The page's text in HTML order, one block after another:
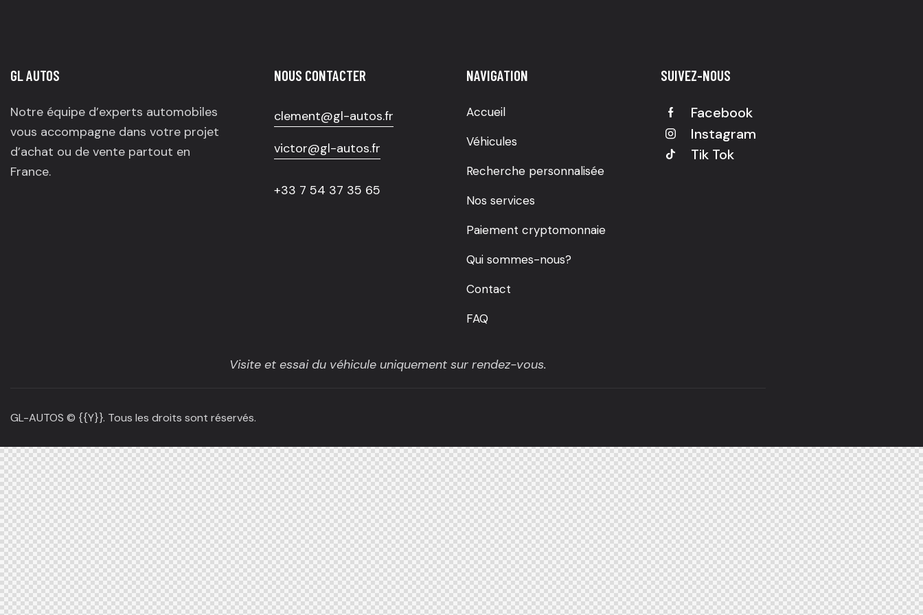
GL AUTOS
Notre équipe d’experts automobiles
vous accompagne dans votre projet
d’achat ou de vente partout en
France.
NOUS CONTACTER
clement@gl-autos.fr
victor@gl-autos.fr
+33 7 54 37 35 65
NAVIGATION
Accueil
Véhicules
Recherche personnalisée
Nos services
Paiement cryptomonnaie
Qui sommes-nous?
Contact
FAQ
SUIVEZ-NOUS
Facebook
Instagram
Tik Tok
Visite et essai du véhicule uniquement sur rendez-vous.
GL-AUTOS © {{Y}}. Tous les droits sont réservés.